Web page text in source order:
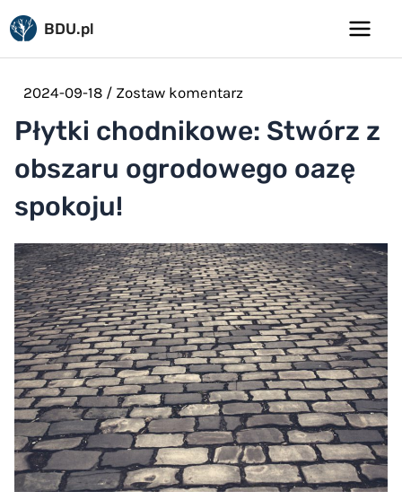
Pomiń
do
treści
BDU.pl
Main
2024-09-18 / Zostaw komentarz
Płytki chodnikowe: Stwórz z
obszaru ogrodowego oazę
spokoju!